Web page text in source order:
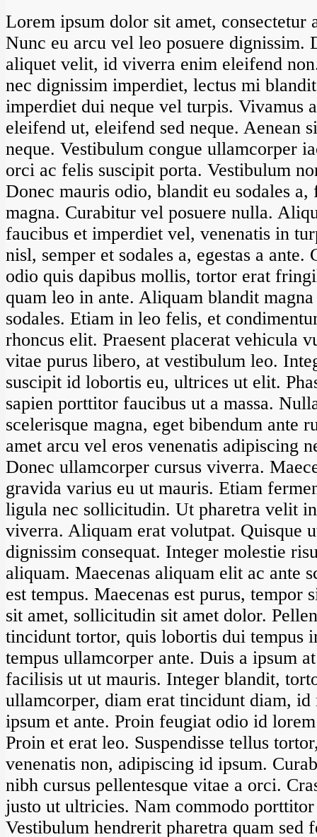
Lorem ipsum dolor sit amet, consectetur
Nunc eu arcu vel leo posuere dignissim.
aliquet velit, id viverra enim eleifend
nec dignissim imperdiet, lectus mi
imperdiet dui neque vel turpis. Vivamus
eleifend ut, eleifend sed neque. Aenean
neque. Vestibulum congue ullamcorper
orci ac felis suscipit porta. Vestibulum
Donec mauris odio, blandit eu sodales a,
magna. Curabitur vel posuere nulla.
faucibus et imperdiet vel, venenatis in
nisl, semper et sodales a, egestas a ante.
odio quis dapibus mollis, tortor erat
quam leo in ante. Aliquam blandit
sodales. Etiam in leo felis, et
rhoncus elit. Praesent placerat vehicula
vitae purus libero, at vestibulum leo.
suscipit id lobortis eu, ultrices ut elit.
sapien porttitor faucibus ut a massa.
scelerisque magna, eget bibendum ante
amet arcu vel eros venenatis adipiscing
Donec ullamcorper cursus viverra.
gravida varius eu ut mauris. Etiam
ligula nec sollicitudin. Ut pharetra velit
viverra. Aliquam erat volutpat. Quisque
dignissim consequat. Integer molestie
aliquam. Maecenas aliquam elit ac ante
est tempus. Maecenas est purus, tempor
sit amet, sollicitudin sit amet dolor.
tincidunt tortor, quis lobortis dui tempus
tempus ullamcorper ante. Duis a ipsum
facilisis ut ut mauris. Integer blandit,
ullamcorper, diam erat tincidunt diam, id
ipsum et ante. Proin feugiat odio id
Proin et erat leo. Suspendisse tellus
venenatis non, adipiscing id ipsum.
nibh cursus pellentesque vitae a orci.
justo ut ultricies. Nam commodo
Vestibulum hendrerit pharetra quam sed